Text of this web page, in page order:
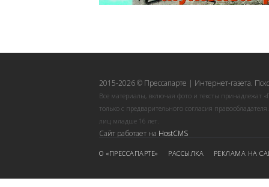
2015-2026 © Прессапарте | Интернет-газета.
Все материалы, включая фото и тексты принадлежат
только с предварительного согласия
лиц младше 16 лет.
Сайт работает на HostCMS
О «ПРЕССАПАРТЕ» РАССЫЛКА РЕКЛАМА НА